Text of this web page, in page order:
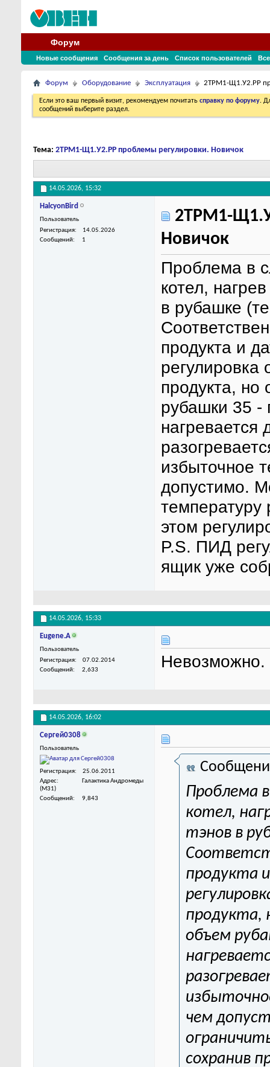
Форум
Новые сообщения Сообщения за день Список пользователей
Форум Оборудование Эксплуатация 2ТРМ1-Щ1.У2.РР
Если это ваш первый визит, рекомендуем почитать справку по форуму.
сообщений выберите раздел.
Тема: 2ТРМ1-Щ1.У2.РР проблемы регулировки. Новичок
14.05.2026, 15:32
HalcyonBird
Пользователь
Регистрация
14.05.2026
Сообщений
1
2ТРМ1-
Новичок
Проблема в
котел,
в рубашке
продукта и
регулировка
продукта,
рубашки 35 -
нагревается
избыточное
допустимо.
температуру
этом
P.S. ПИД
ящик уже
14.05.2026, 15:33
Eugene.A
Пользователь
Регистрация
07.02.2014
Сообщений
2,633 Невозможно.
14.05.2026, 16:02
Сергей0308
Пользователь
Регистрация
25.06.2011
Адрес
Галактика Андромеды
(M31)
Сообщений
9,843
Проблема
котел,
тэнов в
продукта
продукта,
объем
чем
сохранив